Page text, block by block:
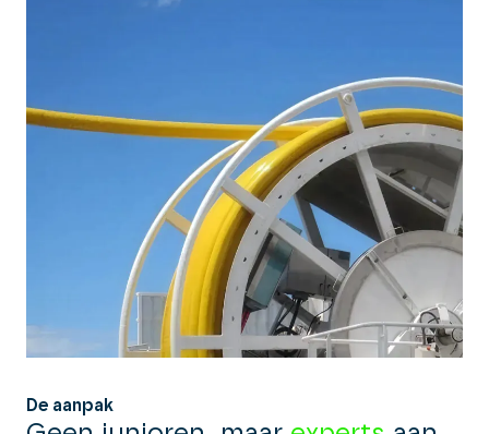
De aanpak